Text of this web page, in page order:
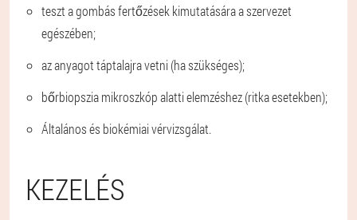
teszt a gombás fertőzések kimutatására a szervezet
egészében;
az anyagot táptalajra vetni (ha szükséges);
bőrbiopszia mikroszkóp alatti elemzéshez (ritka esetekben);
Általános és biokémiai vérvizsgálat.
KEZELÉS